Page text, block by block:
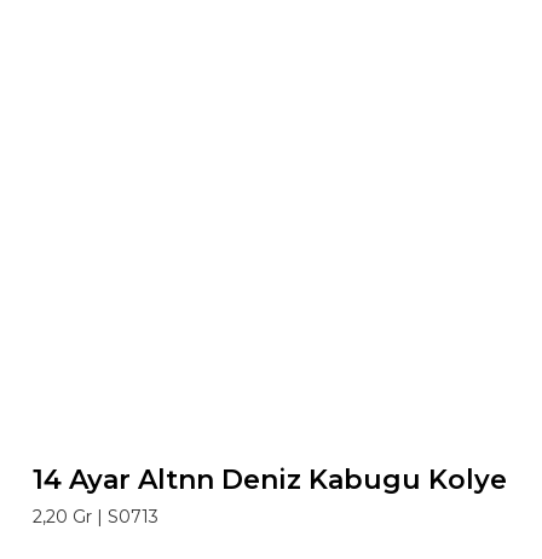
14 Ayar Altnn Deniz Kabugu Kolye
2,20 Gr | S0713